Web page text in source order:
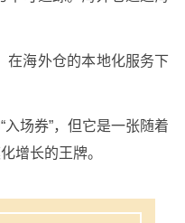
在海外仓的本地化服务下
场券”，但它是一张随着
增长的王牌。